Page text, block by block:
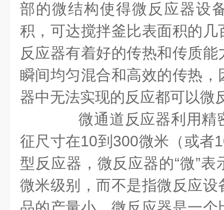
部的微结构使得微反应器设
积，可达搅拌釜比表面积的
反应器有着好的传热和传质
瞬间均匀混合和高效的传热
器中无法实现的反应都可以微
微通道反应器利用精
征尺寸在10到300微米（或者
型反应器，微反应器的“微”
微米级别，而不是指微反应